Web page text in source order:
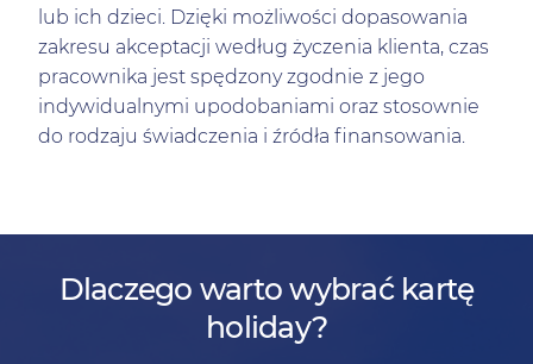
lub ich dzieci. Dzięki możliwości dopasowania
zakresu akceptacji według życzenia klienta, czas
pracownika jest spędzony zgodnie z jego
indywidualnymi upodobaniami oraz stosownie
do rodzaju świadczenia i źródła finansowania.
Dlaczego warto wybrać kartę
holiday?